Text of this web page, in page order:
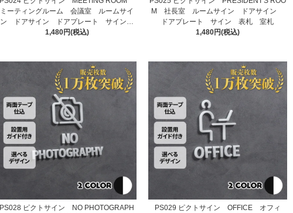
ミーティングルーム 会議室 ルームサイ
ン ドアサイン ドアプレート サイン
表札 室札
1,480円(税込)
M 社長室 ルームサイン ドアサイン
ドアプレート サイン 表札 室札
1,480円(税込)
PS028 ピクトサイン NO PHOTOGRAPH
PS029 ピクトサイン OFFICE オフィ